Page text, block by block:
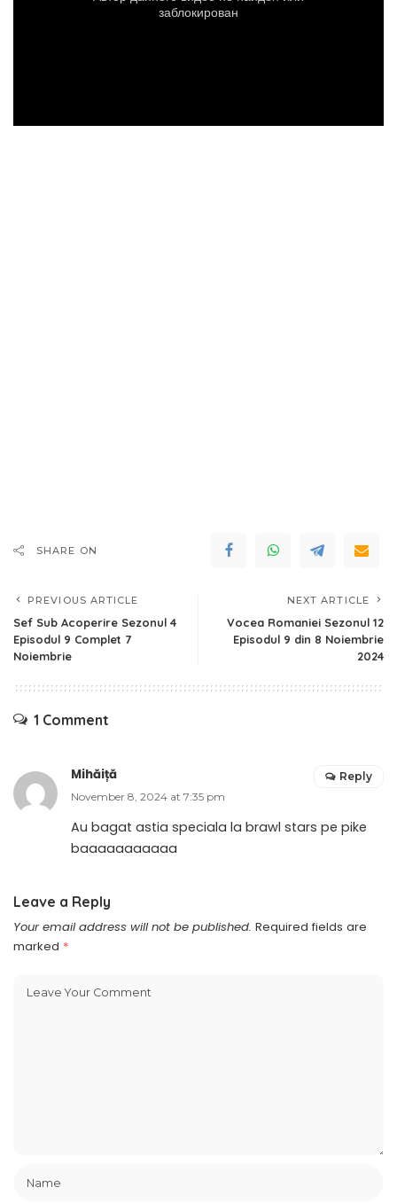
SHARE ON
PREVIOUS ARTICLE
Sef Sub Acoperire Sezonul 4
Episodul 9 Complet 7
Noiembrie
NEXT ARTICLE
Vocea Romaniei Sezonul 12
Episodul 9 din 8 Noiembrie
2024
1 Comment
Mihăiță
November 8, 2024 at 7:35 pm
Au bagat astia speciala la brawl stars pe pike
baaaaaaaaaaa
Reply
Leave a Reply
Your email address will not be published. Required fields are
marked *